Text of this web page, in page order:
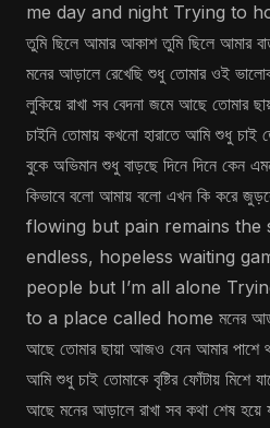
me day and night Trying to
তুমি ছিলে আমার আকাশ তুমি ছিলে আমার
মনের আড়ালে রেখেছি শুধু তোমার ওই
লুকিয়ে রাখা সব বেদনা জমে আছে তোমার
চাইনি তোমায় কখনো হারাতে আমি শুধু
বুকে অভিমান শুধু বাড়ছে দিনে দিনে কেন
কিভাবে বলো আমায় বলো এখন কি করে
flowing but pain remains the
endless, hopeless waiting
people but I’m all alone
to a place called home মনের
আছে তোমার ছায়া আজও যেন আমার পাশে
আমি শুধু চাই তোমাকে বৃষ্টির ফোঁটায় মিশে
আছে মনের আড়ালে রাখা সব কথা শেষ